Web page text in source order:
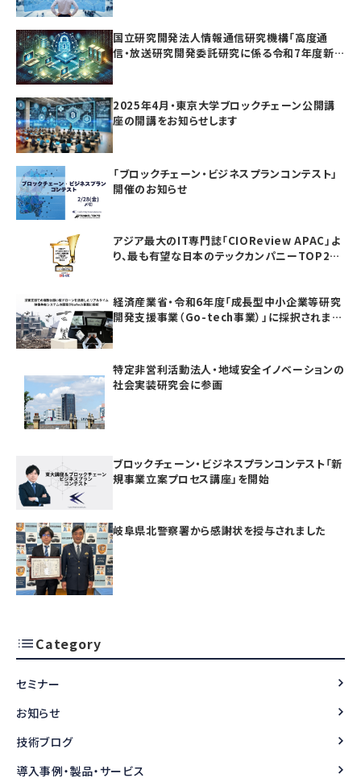
国立研究開発法人情報通信研究機構「高度通
信・放送研究開発委託研究に係る令和7年度新
2025年4月・東京大学ブロックチェーン公開講
座の開講をお知らせします
「ブロックチェーン・ビジネスプランコンテスト」
開催のお知らせ
アジア最大のIT専門誌「CIOReview APAC」よ
り、最も有望な日本のテックカンパニーTOP20
経済産業省・令和6年度「成長型中小企業等研究
開発支援事業（Go-tech事業）」に採択されまし
特定非営利活動法人・地域安全イノベーションの
社会実装研究会に参画
ブロックチェーン・ビジネスプランコンテスト「新
規事業立案プロセス講座」を開始
岐阜県北警察署から感謝状を授与されました
Category
セミナー
お知らせ
技術ブログ
導入事例・製品・サービス